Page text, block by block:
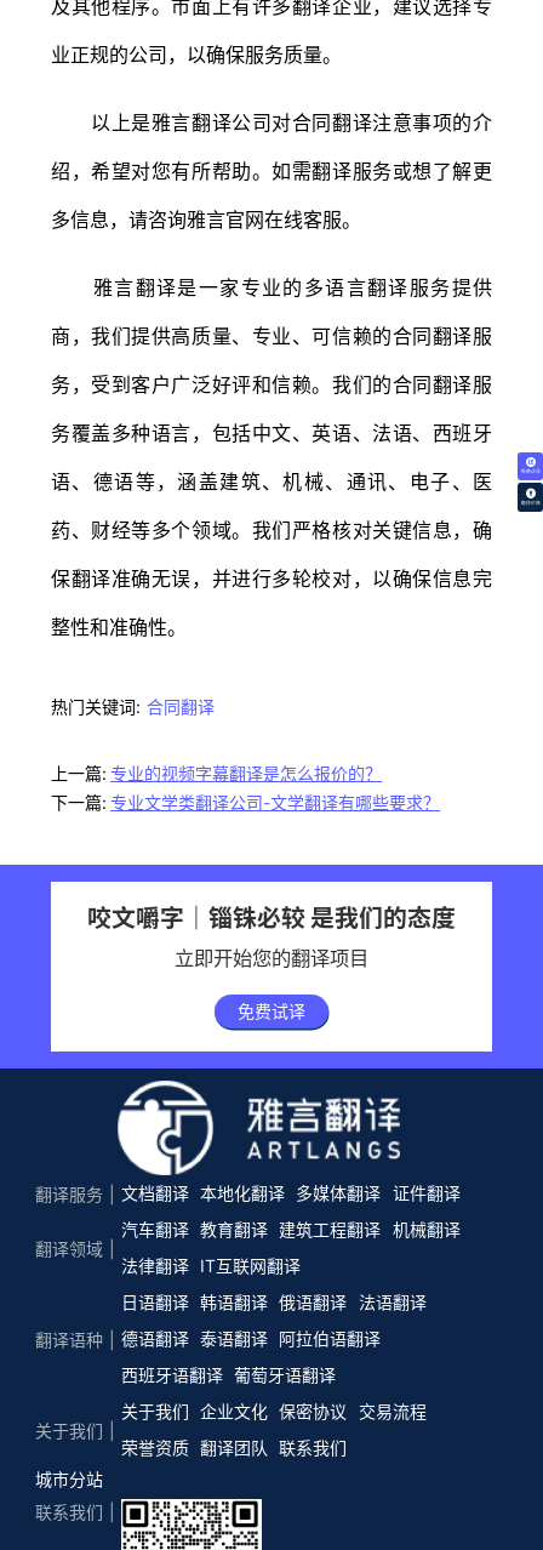
免费试译
翻译价格
及其他程序。市面上有许多翻译企业，建议选择专
业正规的公司，以确保服务质量。
以上是雅言翻译公司对合同翻译注意事项的介
绍，希望对您有所帮助。如需翻译服务或想了解更
多信息，请咨询雅言官网在线客服。
雅言翻译是一家专业的多语言翻译服务提供
商，我们提供高质量、专业、可信赖的合同翻译服
务，受到客户广泛好评和信赖。我们的合同翻译服
务覆盖多种语言，包括中文、英语、法语、西班牙
语、德语等，涵盖建筑、机械、通讯、电子、医
药、财经等多个领域。我们严格核对关键信息，确
保翻译准确无误，并进行多轮校对，以确保信息完
整性和准确性。
热门关键词: 合同翻译
上一篇: 专业的视频字幕翻译是怎么报价的？
下一篇: 专业文学类翻译公司-文学翻译有哪些要求？
咬文嚼字｜锱铢必较 是我们的态度
立即开始您的翻译项目
免费试译
翻译服务 文档翻译 本地化翻译 多媒体翻译 证件翻译
翻译领域
汽车翻译 教育翻译 建筑工程翻译 机械翻译
法律翻译
IT互联网翻译
翻译语种
日语翻译 韩语翻译 俄语翻译
法语翻译
德语翻译 泰语翻译 阿拉伯语翻译
西班牙语翻译 葡萄牙语翻译
关于我们
关于我们 企业文化 保密协议
交易流程
荣誉资质 翻译团队
联系我们
城市分站
联系我们